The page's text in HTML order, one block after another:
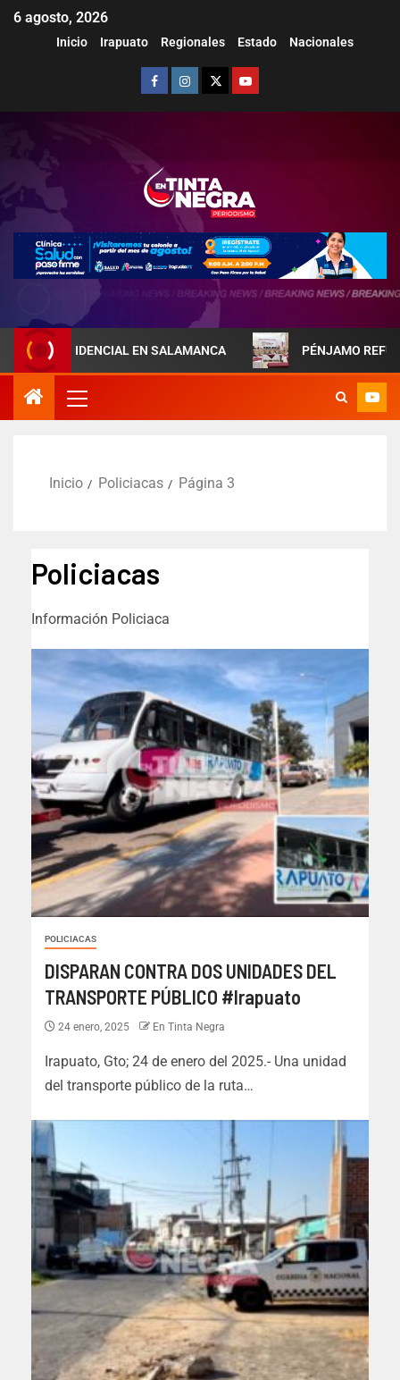
6 agosto, 2026
Inicio Irapuato Regionales Estado Nacionales
EN SALAMANCA PÉNJAMO REFUERZA LA
Inicio Policiacas Página 3
Policiacas
Información Policiaca
POLICIACAS
DISPARAN CONTRA DOS UNIDADES DEL
TRANSPORTE PÚBLICO #Irapuato
24 enero, 2025 En Tinta Negra
Irapuato, Gto; 24 de enero del 2025.- Una unidad
del transporte público de la ruta…